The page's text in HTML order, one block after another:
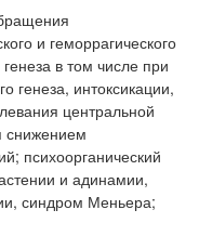
и геморрагического
в том числе при
генеза, интоксикации,
центральной
снижением
психоорганический
и адинамии,
синдром Меньера;